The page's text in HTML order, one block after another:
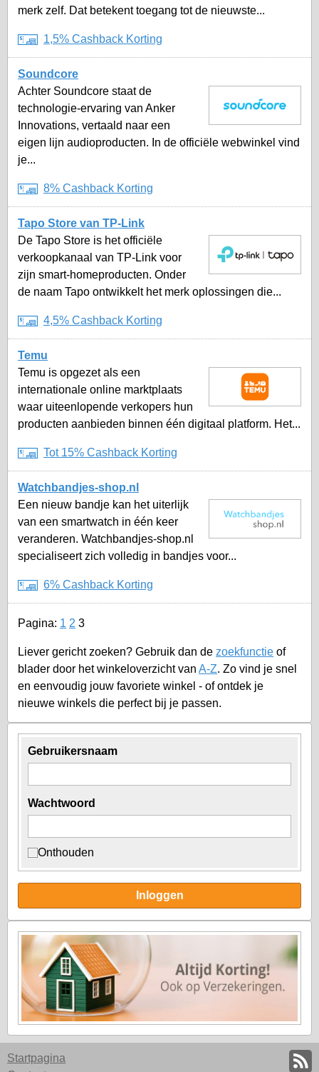
Gebruikersnaam
Wachtwoord
Onthouden
Inloggen
merk zelf. Dat betekent toegang tot de nieuwste...
1,5% Cashback Korting
Soundcore
Achter Soundcore staat de
technologie-ervaring van Anker
Innovations, vertaald naar een
eigen lijn audioproducten. In de officiële webwinkel vind
je...
8% Cashback Korting
Tapo Store van TP-Link
De Tapo Store is het officiële
verkoopkanaal van TP-Link voor
zijn smart-homeproducten. Onder
de naam Tapo ontwikkelt het merk oplossingen die...
4,5% Cashback Korting
Temu
Temu is opgezet als een
internationale online marktplaats
waar uiteenlopende verkopers hun
producten aanbieden binnen één digitaal platform. Het...
Tot 15% Cashback Korting
Watchbandjes-shop.nl
Een nieuw bandje kan het uiterlijk
van een smartwatch in één keer
veranderen. Watchbandjes-shop.nl
specialiseert zich volledig in bandjes voor...
6% Cashback Korting
Pagina: 1 2 3
Liever gericht zoeken? Gebruik dan de zoekfunctie of
blader door het winkeloverzicht van A-Z. Zo vind je snel
en eenvoudig jouw favoriete winkel - of ontdek je
nieuwe winkels die perfect bij je passen.
Startpagina